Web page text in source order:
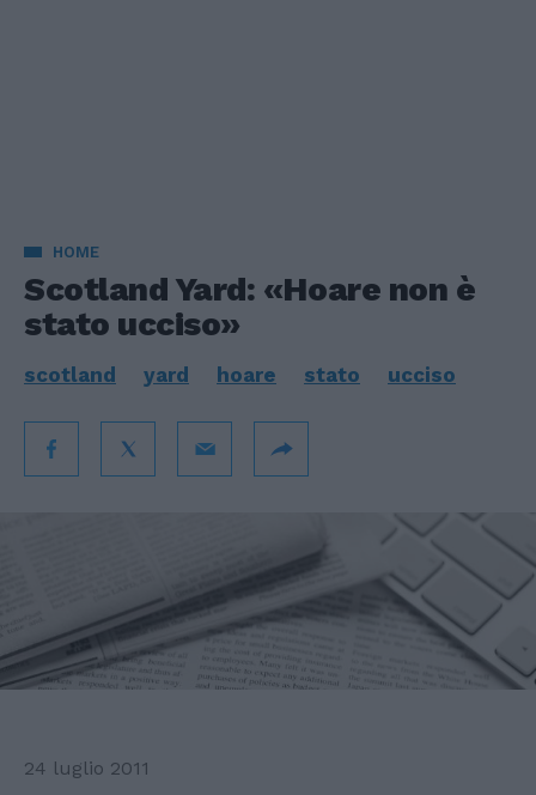
HOME
Scotland Yard: «Hoare non è
stato ucciso»
scotland yard hoare stato ucciso
24 luglio 2011